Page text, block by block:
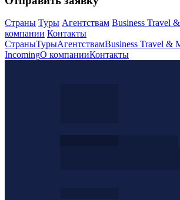
Страны Туры Агентствам Business Travel
компании Контакты
СтраныТурыАгентствамBusiness Travel &
IncomingО компанииКонтакты